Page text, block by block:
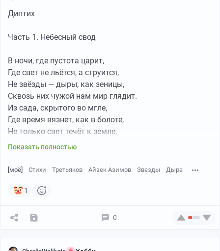
Диптих
Часть 1. Небесный свод
В ночи, где пустота царит,
Где свет не льётся, а струится,
Не звёзды — дыры, как зеницы,
Сквозь них чужой нам мир глядит.
Из сада, скрытого во мгле,
Где время вязнет, как в болоте,
Не только свет течёт к земле,
Но и глаза — в ином полёте.
Они следят за тишиной,
И мир наш — опыт их простой,
Показать полностью
[моё] Стихи Третьяков Айзек Азимов Звезды Дыра
1
0